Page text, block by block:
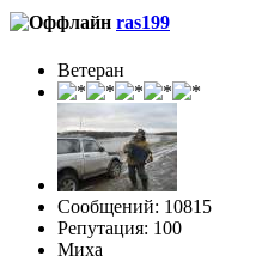
ras199
Ветеран
Сообщений: 10815
Репутация: 100
Миха